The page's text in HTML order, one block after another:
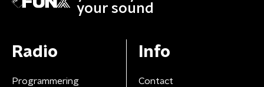
your sound
Radio
Programmering
Info
Contact